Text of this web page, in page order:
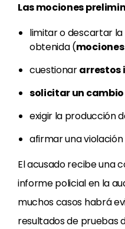
Las mociones
limitar o descartar
obtenida (
cuestionararrestos
solicitar un
exigir la producción
afirmar una
El acusado recibe una
informe policial en la
muchos casos habrá
resultados de pruebas